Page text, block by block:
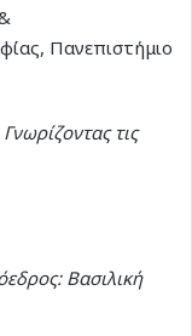
Πανεπιστήμιο
τις
Βασιλική